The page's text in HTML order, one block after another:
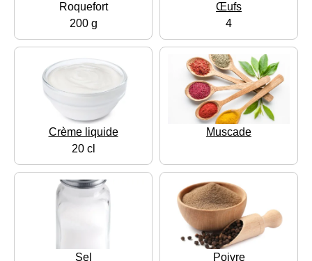
Roquefort
200 g
Œufs
4
Crème liquide
20 cl
Muscade
Sel Poivre